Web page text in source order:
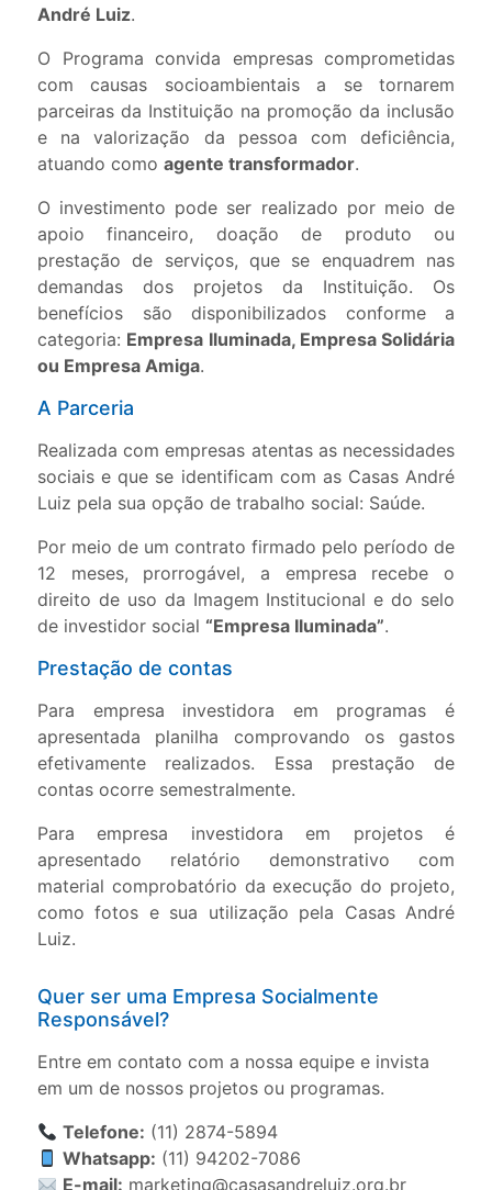
André Luiz.
O Programa convida empresas comprometidas
com causas socioambientais a se tornarem
parceiras da Instituição na promoção da inclusão
e na valorização da pessoa com deficiência,
atuando como agente transformador.
O investimento pode ser realizado por meio de
apoio financeiro, doação de produto ou
prestação de serviços, que se enquadrem nas
demandas dos projetos da Instituição. Os
benefícios são disponibilizados conforme a
categoria: Empresa Iluminada, Empresa Solidária
ou Empresa Amiga.
A Parceria
Realizada com empresas atentas as necessidades
sociais e que se identificam com as Casas André
Luiz pela sua opção de trabalho social: Saúde.
Por meio de um contrato firmado pelo período de
12 meses, prorrogável, a empresa recebe o
direito de uso da Imagem Institucional e do selo
de investidor social “Empresa Iluminada”.
Prestação de contas
Para empresa investidora em programas é
apresentada planilha comprovando os gastos
efetivamente realizados. Essa prestação de
contas ocorre semestralmente.
Para empresa investidora em projetos é
apresentado relatório demonstrativo com
material comprobatório da execução do projeto,
como fotos e sua utilização pela Casas André
Luiz.
Quer ser uma Empresa Socialmente
Responsável?
Entre em contato com a nossa equipe e invista
em um de nossos projetos ou programas.
Telefone: (11) 2874-5894
Whatsapp: (11) 94202-7086
E-mail: marketing@casasandreluiz.org.br